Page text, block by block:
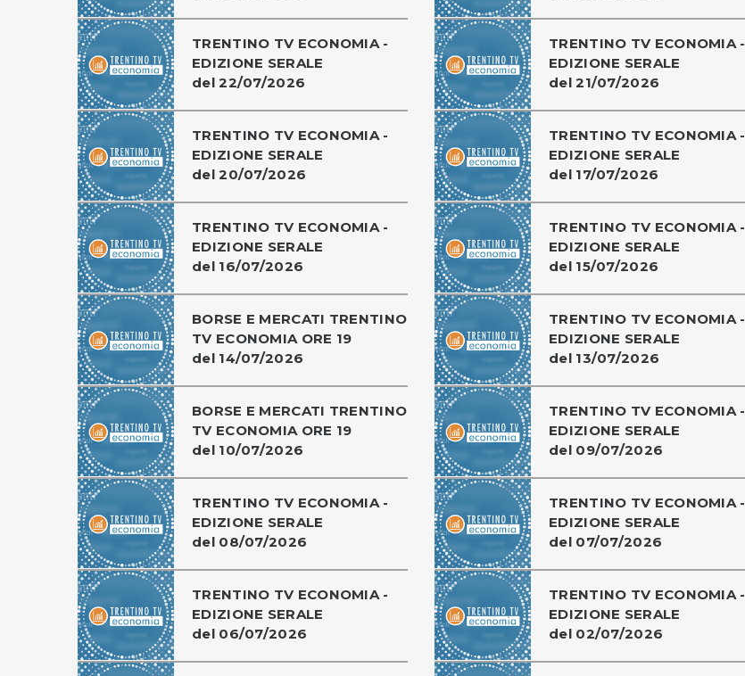
TRENTINO TV ECONOMIA -
EDIZIONE SERALE
del 22/07/2026
TRENTINO TV ECONOMIA -
EDIZIONE SERALE
del 21/07/2026
TRENTINO TV ECONOMIA -
EDIZIONE SERALE
del 20/07/2026
TRENTINO TV ECONOMIA -
EDIZIONE SERALE
del 17/07/2026
TRENTINO TV ECONOMIA -
EDIZIONE SERALE
del 16/07/2026
TRENTINO TV ECONOMIA -
EDIZIONE SERALE
del 15/07/2026
BORSE E MERCATI TRENTINO
TV ECONOMIA ORE 19
del 14/07/2026
TRENTINO TV ECONOMIA -
EDIZIONE SERALE
del 13/07/2026
BORSE E MERCATI TRENTINO
TV ECONOMIA ORE 19
del 10/07/2026
TRENTINO TV ECONOMIA -
EDIZIONE SERALE
del 09/07/2026
TRENTINO TV ECONOMIA -
EDIZIONE SERALE
del 08/07/2026
TRENTINO TV ECONOMIA -
EDIZIONE SERALE
del 07/07/2026
TRENTINO TV ECONOMIA -
EDIZIONE SERALE
del 06/07/2026
TRENTINO TV ECONOMIA -
EDIZIONE SERALE
del 02/07/2026